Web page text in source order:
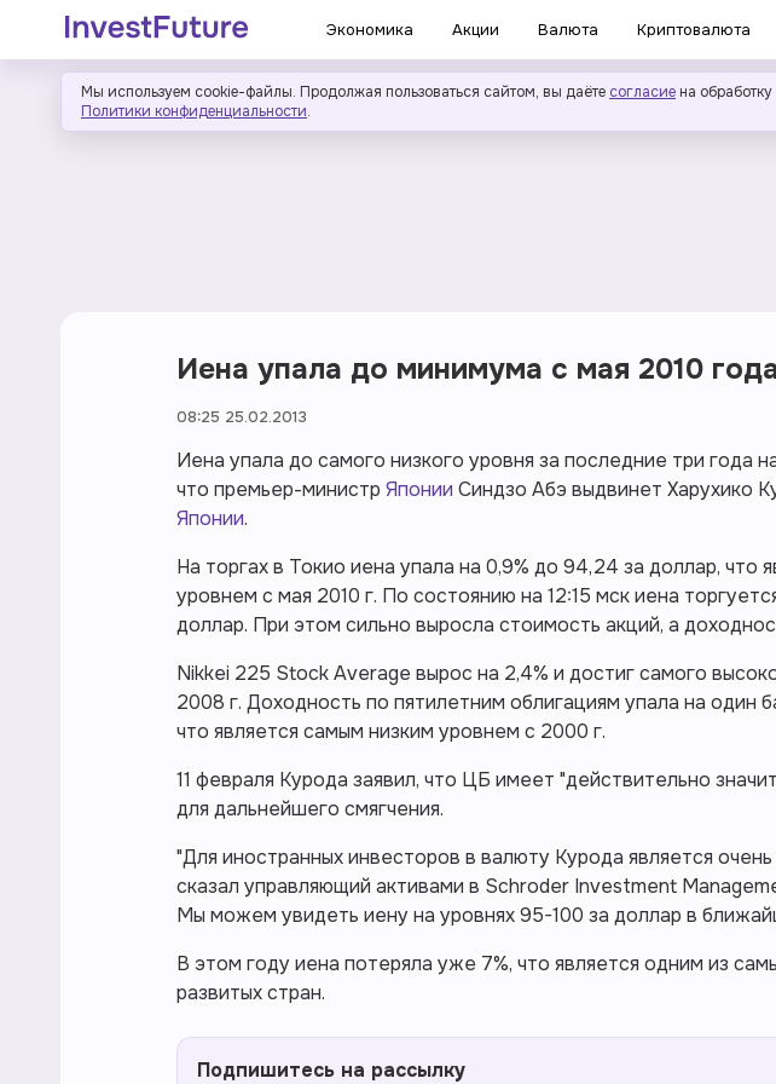
Экономика Акции Валюта Криптовалюта
Мы используем cookie-файлы. Продолжая пользоваться сайтом, вы даёте согласие на
Политики конфиденциальности.
Иена упала до минимума с мая 2010
08:25 25.02.2013
Иена упала до самого низкого уровня за последние три года
что премьер-министр Японии Синдзо Абэ выдвинет Харухико
Японии.
На торгах в Токио иена упала на 0,9% до 94,24 за доллар, что
уровнем с мая 2010 г. По состоянию на 12:15 мск иена
доллар. При этом сильно выросла стоимость акций, а
Nikkei 225 Stock Average вырос на 2,4% и достиг самого
2008 г. Доходность по пятилетним облигациям упала на один
что является самым низким уровнем с 2000 г.
11 февраля Курода заявил, что ЦБ имеет "действительно
для дальнейшего смягчения.
"Для иностранных инвесторов в валюту Курода является
сказал управляющий активами в Schroder Investment
Мы можем увидеть иену на уровнях 95-100 за доллар в
В этом году иена потеряла уже 7%, что является одним из
развитых стран.
Подпишитесь на рассылку